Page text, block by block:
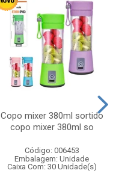
Copo mixer 380ml sortido
copo mixer 380ml so
Código: 006453
Embalagem: Unidade
Caixa Com: 30 Unidade(s)